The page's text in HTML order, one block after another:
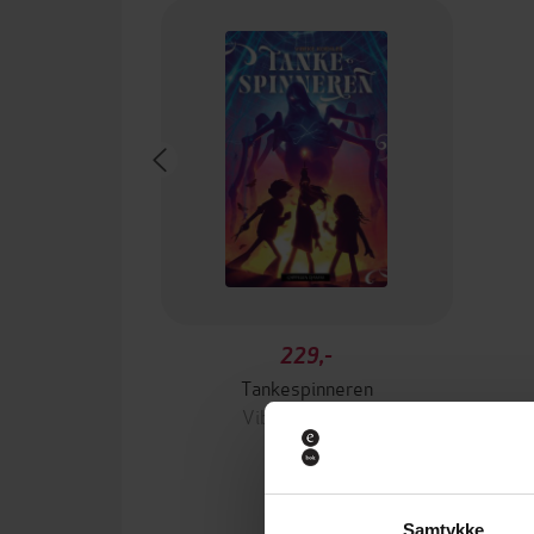
Samtykke
229,-
Tankespinneren
Vibeke Koehler
EBOK